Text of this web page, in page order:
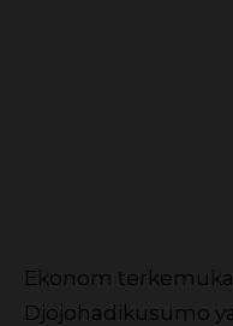
Ekonom
Djojohadikusumo